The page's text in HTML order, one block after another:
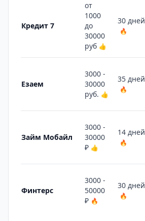
Кредит 7
от
1000
до
30000
руб 👍
30 дней
🔥
Езаем
3000 -
30000
руб. 👍
35 дней
🔥
Займ Мобайл
3000 -
30000
₽ 👍
14 дней
🔥
Финтерс
3000 -
50000
₽ 🔥
30 дней
🔥